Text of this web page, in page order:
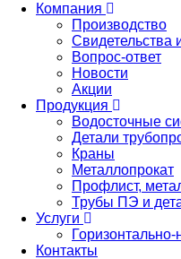
Компания
Производство
Свидетельства
Вопрос-ответ
Новости
Акции
Продукция
Водосточные
Детали
Краны
Металлопрокат
Профлист,
Трубы ПЭ и
Услуги
Контакты